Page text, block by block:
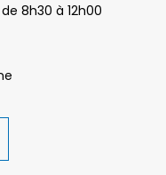
8h30 à 12h00